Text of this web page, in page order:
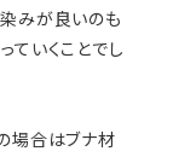
みが良いのも
ていくことでし
場合はブナ材